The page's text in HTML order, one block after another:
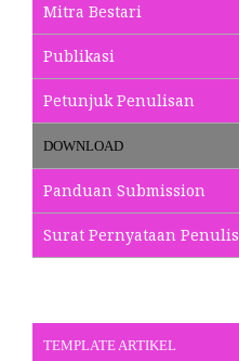
Mitra Bestari
Publikasi
Petunjuk Penulisan
DOWNLOAD
Panduan Submission
Surat Pernyataan Penulis
TEMPLATE ARTIKEL